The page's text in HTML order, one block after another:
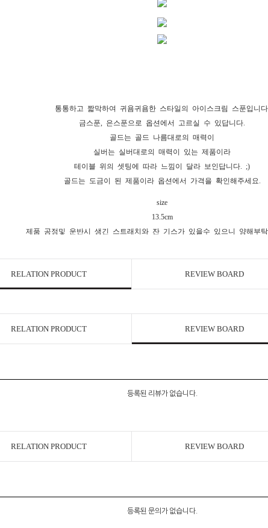
통통하고 짧막하여 귀욤귀욤한 스타일의 아이스크림 스푼입니다.
금스푼, 은스푼으로 옵션에서 고르실 수 있답니다.
골드는 골드 나름대로의 매력이
실버는 실버대로의 매력이 있는 제품이라
테이블 위의 셋팅에 따라 느낌이 달라 보인답니다. ;)
골드는 도금이 된 제품이라 옵션에서 가격을 확인해주세요.
size
13.5cm
제품 공정및 운반시 생긴 스트래치와 잔 기스가 있을수 있으니 양해부탁
RELATION PRODUCT REVIEW BOARD
RELATION PRODUCT REVIEW BOARD
등록된 리뷰가 없습니다.
RELATION PRODUCT REVIEW BOARD
등록된 문의가 없습니다.